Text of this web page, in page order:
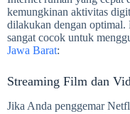
kemungkinan aktivitas
dilakukan dengan optimal.
sangat cocok untuk
Jawa Barat:
Streaming Film dan
Jika Anda penggemar